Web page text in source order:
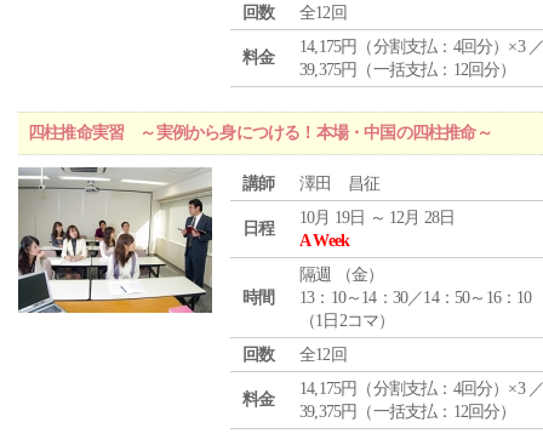
回数
全12回
料金
14,175円（分割支払：4回分）×3
39,375円（一括支払：12回分）
四柱推命実習 ～実例から身につける！本場・中国の四柱推命～
講師 澤田 昌征
日程
10月 19日 ～ 12月 28日
A Week
時間
隔週 （金）
13：10～14：30／14：50～16：10
（1日2コマ）
回数
全12回
料金
14,175円（分割支払：4回分）×3
39,375円（一括支払：12回分）